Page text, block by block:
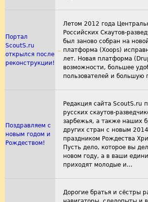
Портал
ScoutS.ru
открылся после
реконструкции!
Летом 2012 года
Российских Скаутов-
был заново собран на
платформа (Xoops)
лет. Новая платформа
возможности, большее
пользователей и большую
Поздравляем с
новым годом и
Рождеством!
Редакция сайта ScoutS.ru
русских скаутов-
зарбежья, а также наших
других стран с новым
праздником Рождества
Пусть дело, которое вы
новом году, а в ваши
приходят молодые и...
Дорогие братья и сёстры